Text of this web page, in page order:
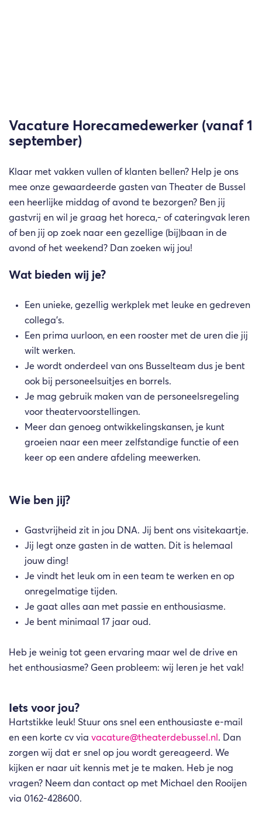
Vacature Horecamedewerker (vanaf 1
september)
Klaar met vakken vullen of klanten bellen? Help je ons
mee onze gewaardeerde gasten van Theater de Bussel
een heerlijke middag of avond te bezorgen? Ben jij
gastvrij en wil je graag het horeca,- of cateringvak leren
of ben jij op zoek naar een gezellige (bij)baan in de
avond of het weekend? Dan zoeken wij jou!
Wat bieden wij je?
Een unieke, gezellig werkplek met leuke en gedreven
collega’s.
Een prima uurloon, en een rooster met de uren die jij
wilt werken.
Je wordt onderdeel van ons Busselteam dus je bent
ook bij personeelsuitjes en borrels.
Je mag gebruik maken van de personeelsregeling
voor theatervoorstellingen.
Meer dan genoeg ontwikkelingskansen, je kunt
groeien naar een meer zelfstandige functie of een
keer op een andere afdeling meewerken.
Wie ben jij?
Gastvrijheid zit in jou DNA. Jij bent ons visitekaartje.
Jij legt onze gasten in de watten. Dit is helemaal
jouw ding!
Je vindt het leuk om in een team te werken en op
onregelmatige tijden.
Je gaat alles aan met passie en enthousiasme.
Je bent minimaal 17 jaar oud.
Heb je weinig tot geen ervaring maar wel de drive en
het enthousiasme? Geen probleem: wij leren je het vak!
Iets voor jou?
Hartstikke leuk! Stuur ons snel een enthousiaste e-mail
en een korte cv via vacature@theaterdebussel.nl . Dan
zorgen wij dat er snel op jou wordt gereageerd. We
kijken er naar uit kennis met je te maken. Heb je nog
vragen? Neem dan contact op met Michael den Rooijen
via 0162-428600.